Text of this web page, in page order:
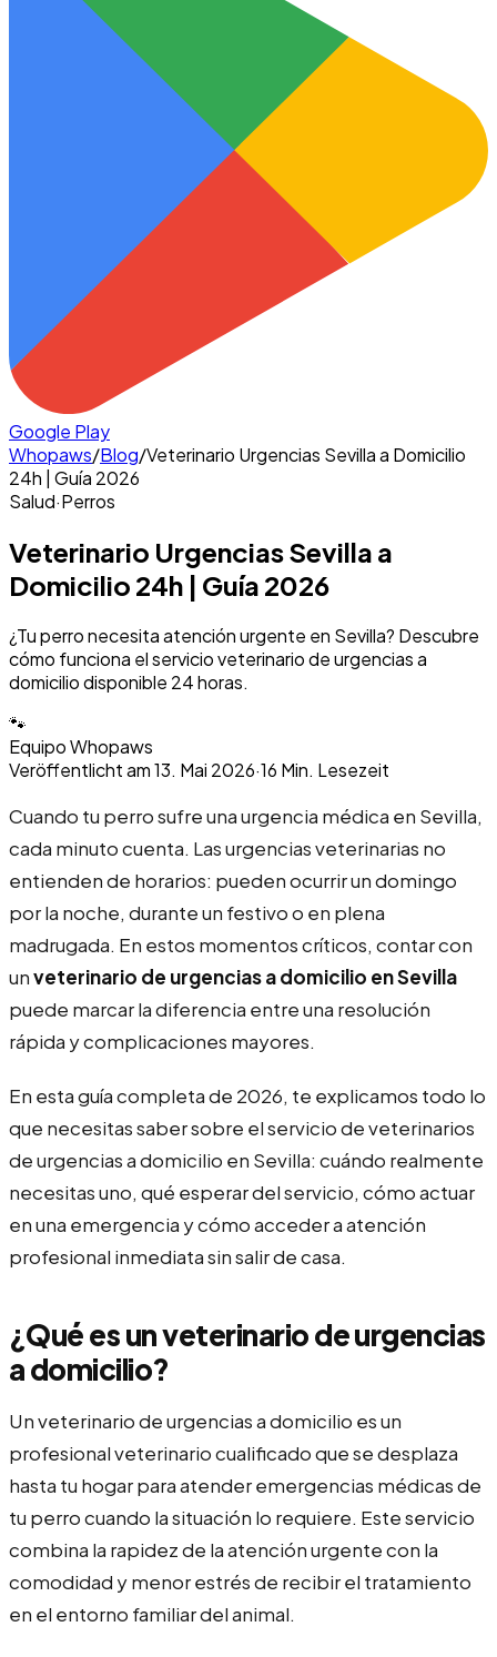
Google Play
Whopaws/Blog/Veterinario Urgencias Sevilla a Domicilio
24h | Guía 2026
Salud·Perros
Veterinario Urgencias Sevilla a
Domicilio 24h | Guía 2026
¿Tu perro necesita atención urgente en Sevilla? Descubre
cómo funciona el servicio veterinario de urgencias a
domicilio disponible 24 horas.
🐾
Equipo Whopaws
Veröffentlicht am13. Mai 2026·16 Min. Lesezeit
Cuando tu perro sufre una urgencia médica en Sevilla,
cada minuto cuenta. Las urgencias veterinarias no
entienden de horarios: pueden ocurrir un domingo
por la noche, durante un festivo o en plena
madrugada. En estos momentos críticos, contar con
unveterinario de urgencias a domicilio en Sevilla
puede marcar la diferencia entre una resolución
rápida y complicaciones mayores.
En esta guía completa de 2026, te explicamos todo lo
que necesitas saber sobre el servicio de veterinarios
de urgencias a domicilio en Sevilla: cuándo realmente
necesitas uno, qué esperar del servicio, cómo actuar
en una emergencia y cómo acceder a atención
profesional inmediata sin salir de casa.
¿Qué es un veterinario de urgencias
a domicilio?
Un veterinario de urgencias a domicilio es un
profesional veterinario cualificado que se desplaza
hasta tu hogar para atender emergencias médicas de
tu perro cuando la situación lo requiere. Este servicio
combina la rapidez de la atención urgente con la
comodidad y menor estrés de recibir el tratamiento
en el entorno familiar del animal.